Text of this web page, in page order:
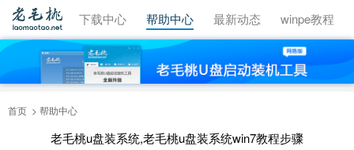
视频教程 下载中心 帮助中心 最新动态 winpe教程
首页 帮助中心
老毛桃u盘装系统,老毛桃u盘装系统win7教程步骤